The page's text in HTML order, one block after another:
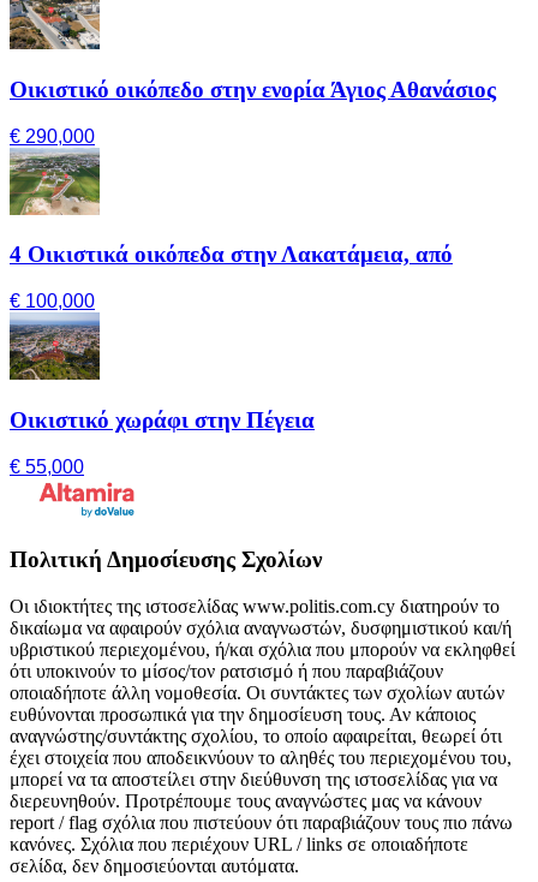
Οικιστικό οικόπεδο στην ενορία Άγιος Αθανάσιος
€ 290,000
4 Οικιστικά οικόπεδα στην Λακατάμεια, από
€ 100,000
Οικιστικό χωράφι στην Πέγεια
€ 55,000
Πολιτική Δημοσίευσης Σχολίων
Οι ιδιοκτήτες της ιστοσελίδας www.politis.com.cy διατηρούν το
δικαίωμα να αφαιρούν σχόλια αναγνωστών, δυσφημιστικού και/ή
υβριστικού περιεχομένου, ή/και σχόλια που μπορούν να εκληφθεί
ότι υποκινούν το μίσος/τον ρατσισμό ή που παραβιάζουν
οποιαδήποτε άλλη νομοθεσία. Οι συντάκτες των σχολίων αυτών
ευθύνονται προσωπικά για την δημοσίευση τους. Αν κάποιος
αναγνώστης/συντάκτης σχολίου, το οποίο αφαιρείται, θεωρεί ότι
έχει στοιχεία που αποδεικνύουν το αληθές του περιεχομένου του,
μπορεί να τα αποστείλει στην διεύθυνση της ιστοσελίδας για να
διερευνηθούν. Προτρέπουμε τους αναγνώστες μας να κάνουν
report / flag σχόλια που πιστεύουν ότι παραβιάζουν τους πιο πάνω
κανόνες. Σχόλια που περιέχουν URL / links σε οποιαδήποτε
σελίδα, δεν δημοσιεύονται αυτόματα.